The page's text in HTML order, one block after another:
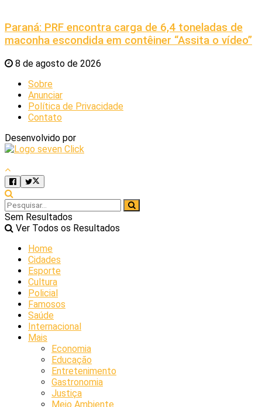
Paraná: PRF encontra carga de 6,4 toneladas de
maconha escondida em contêiner “Assita o vídeo”
8 de agosto de 2026
Sobre
Anunciar
Política de Privacidade
Contato
Desenvolvido por
Sem Resultados
Ver Todos os Resultados
Home
Cidades
Esporte
Cultura
Policial
Famosos
Saúde
Internacional
Mais
Economia
Educação
Entretenimento
Gastronomia
Justiça
Meio Ambiente